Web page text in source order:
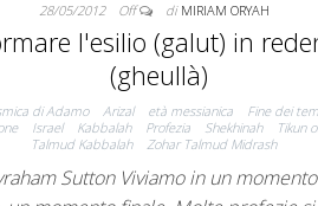
28/05/2012 Off di MIRIAM ORYAH
l'esilio (galut) in
(gheullà)
di Adamo Arizal età messianica Fine dei
Israel Kabbalah Profezia Shekhinah Tikun
Talmud Kabbalah
Zohar Talmud Midrash
Sutton Viviamo in un